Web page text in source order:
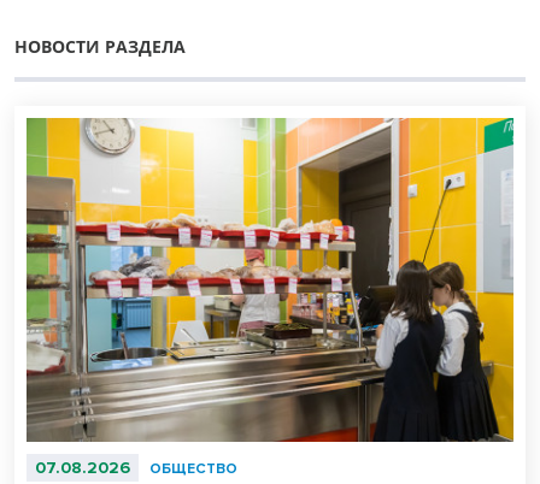
НОВОСТИ РАЗДЕЛА
07.08.2026 ОБЩЕСТВО